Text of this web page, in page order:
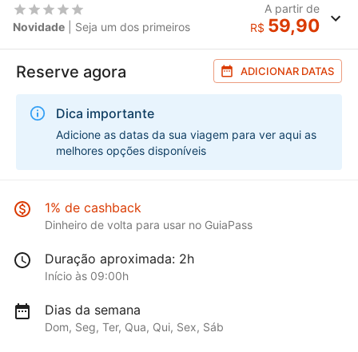
Novidade | Seja um dos primeiros
A partir de
R$ 59,90
Reserve agora ADICIONAR DATAS
Dica importante
Adicione as datas da sua viagem para ver aqui as
melhores opções disponíveis
1% de cashback
Dinheiro de volta para usar no GuiaPass
Duração aproximada: 2h
Início às 09:00h
Dias da semana
Dom, Seg, Ter, Qua, Qui, Sex, Sáb